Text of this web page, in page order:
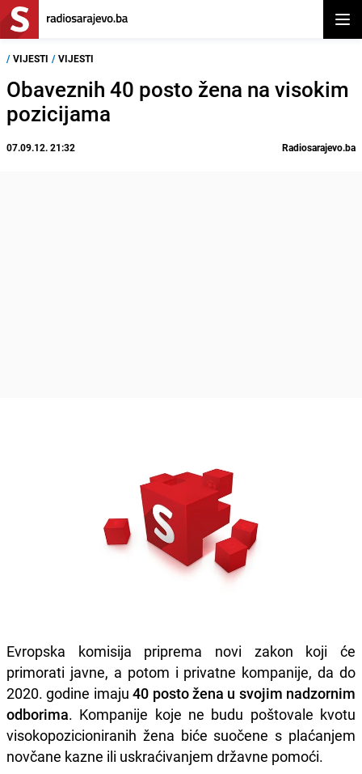
/ VIJESTI / VIJESTI
Obaveznih 40 posto žena na visokim
pozicijama
07.09.12. 21:32 Radiosarajevo.ba
Evropska komisija priprema novi zakon koji će
primorati javne, a potom i privatne kompanije, da do
2020. godine imaju40 posto žena u svojim nadzornim
odborima. Kompanije koje ne budu poštovale kvotu
visokopozicioniranih žena biće suočene s plaćanjem
novčane kazne ili uskraćivanjem državne pomoći.